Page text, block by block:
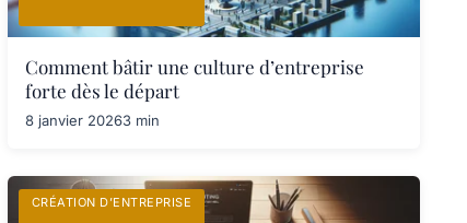
Comment bâtir une culture d’entreprise
forte dès le départ
8 janvier 20263 min
CRÉATION D’ENTREPRISE